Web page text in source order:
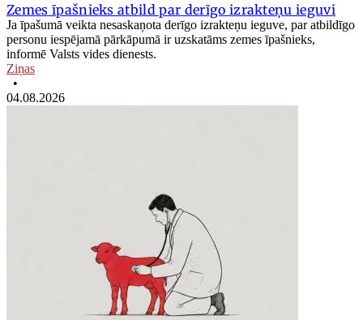
Zemes īpašnieks atbild par derīgo izrakteņu ieguvi
Ja īpašumā veikta nesaskaņota derīgo izrakteņu ieguve, par atbildīgo
personu iespējamā pārkāpumā ir uzskatāms zemes īpašnieks,
informē Valsts vides dienests.
Ziņas
•
04.08.2026